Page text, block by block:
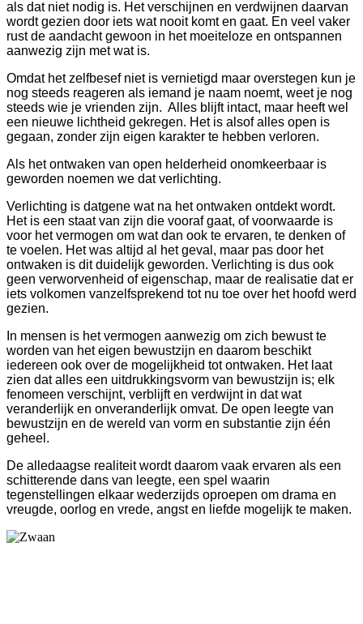
als dat niet nodig is. Het verschijnen en verdwijnen daarvan
wordt gezien door iets wat nooit komt en gaat. En veel vaker
rust de aandacht gewoon in het moeiteloze en ontspannen
aanwezig zijn met wat is.
Omdat het zelfbesef niet is vernietigd maar overstegen kun je
nog steeds reageren als iemand je naam noemt, weet je nog
steeds wie je vrienden zijn. Alles blijft intact, maar heeft wel
een nieuwe lichtheid gekregen. Het is alsof alles open is
gegaan, zonder zijn eigen karakter te hebben verloren.
Als het ontwaken van open helderheid onomkeerbaar is
geworden noemen we dat verlichting.
Verlichting is datgene wat na het ontwaken ontdekt wordt.
Het is een staat van zijn die vooraf gaat, of voorwaarde is
voor het vermogen om wat dan ook te ervaren, te denken of
te voelen. Het was altijd al het geval, maar pas door het
ontwaken is dit duidelijk geworden. Verlichting is dus ook
geen verworvenheid of eigenschap, maar de realisatie dat er
iets volkomen vanzelfsprekend tot nu toe over het hoofd werd
gezien.
In mensen is het vermogen aanwezig om zich bewust te
worden van het eigen bewustzijn en daarom beschikt
iedereen ook over de mogelijkheid tot ontwaken. Het laat
zien dat alles een uitdrukkingsvorm van bewustzijn is; elk
fenomeen verschijnt, verblijft en verdwijnt in dat wat
veranderlijk en onveranderlijk omvat. De open leegte van
bewustzijn en de wereld van vorm en substantie zijn één
geheel.
De alledaagse realiteit wordt daarom vaak ervaren als een
schitterende dans van leegte, een spel waarin
tegenstellingen elkaar wederzijds oproepen om drama en
vreugde, oorlog en vrede, angst en liefde mogelijk te maken.